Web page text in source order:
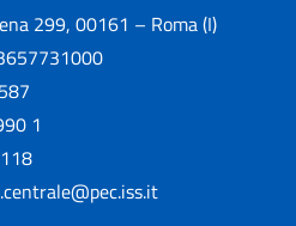
299, 00161 – Roma (I)
1